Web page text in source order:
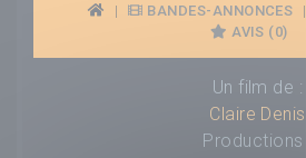
| BANDES-ANNONCES |
AVIS (0)
Un film de :
Claire Denis
Productions